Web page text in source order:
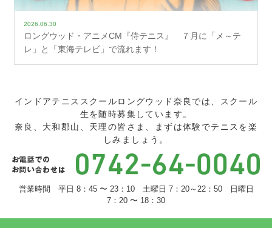
2026.06.30
ロングウッド・アニメCM『侍テニス』 ７月に「メ～テ
レ」と「東海テレビ」で流れます！
インドアテニススクールロングウッド奈良では、スクール
生を随時募集しています。
奈良、大和郡山、天理の皆さま、まずは体験でテニスを楽
しみましょう。
営業時間 平日 8：45 〜 23：10 土曜日 7：20～22：50 日曜日
7：20 〜 18：30